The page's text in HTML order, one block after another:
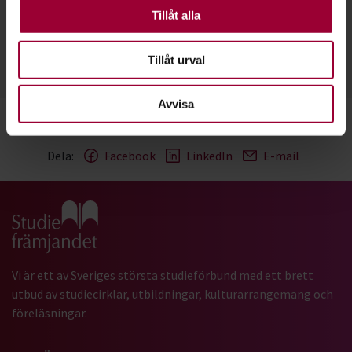
Tillåt alla
Tillåt urval
Avvisa
Folkbildningsutvecklare Kultur
Skicka e-post
Dela: Facebook LinkedIn E-mail
Gå till studiefrämjandets startsida
Vi är ett av Sveriges största studieförbund med ett brett
utbud av studiecirklar, utbildningar, kulturarrangemang och
föreläsningar.